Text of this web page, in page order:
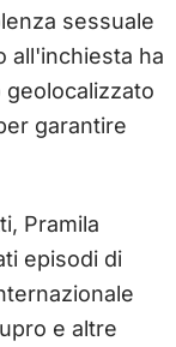
sessuale
all'inchiesta ha
garantire
Pramila
episodi di
e altre